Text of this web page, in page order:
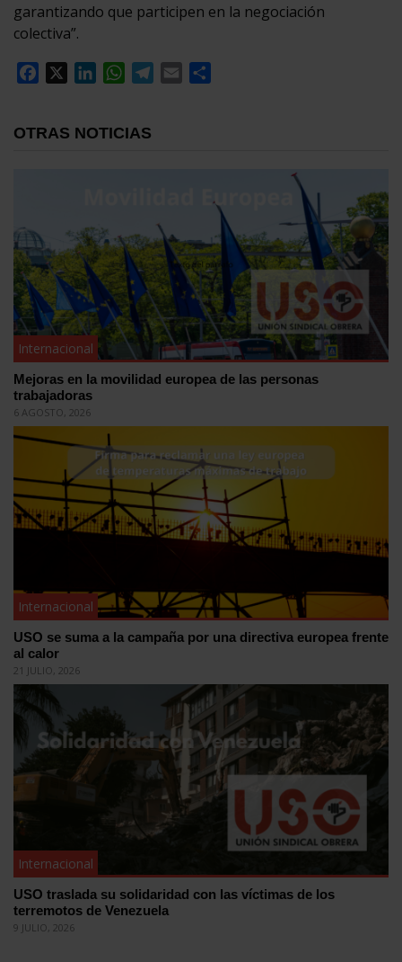
garantizando que participen en la negociación
colectiva”.
Facebook
LinkedInWhatsApp
Telegram
Email
OTRAS NOTICIAS
Internacional
Mejoras en la movilidad europea de las personas
trabajadoras
6 AGOSTO, 2026
Internacional
USO se suma a la campaña por una directiva europea frente
al calor
21 JULIO, 2026
Internacional
USO traslada su solidaridad con las víctimas de los
terremotos de Venezuela
9 JULIO, 2026